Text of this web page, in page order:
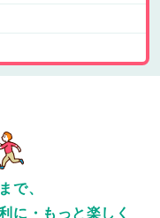
で、
に・もっと楽しく